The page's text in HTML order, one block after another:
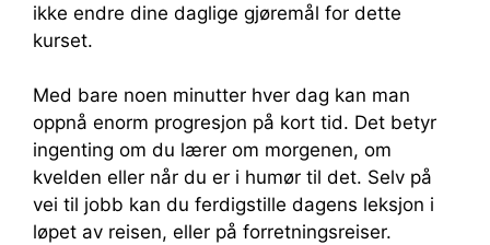
ikke endre dine daglige gjøremål for dette
kurset.
Med bare noen minutter hver dag kan man
oppnå enorm progresjon på kort tid. Det betyr
ingenting om du lærer om morgenen, om
kvelden eller når du er i humør til det. Selv på
vei til jobb kan du ferdigstille dagens leksjon i
løpet av reisen, eller på forretningsreiser.